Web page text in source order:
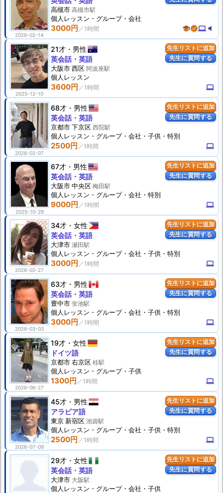
2026-02-14
3000円 schoolverifiedcomputer volume_mute
高槻市 高槻市駅
個人 レッスン ・グループ・会社
先生リストに追加
先生に質問する
2025-12-10
21才 男性
3600円 computer
英会話・英語
大阪市 西区 阿波座駅
個人 レッスン
先生リストに追加
先生に質問する
2026-02-07
68才 男性
2500円 computer
英会話・英語
京都市 下京区 西院駅
個人 レッスン ・グループ・会社・子供・特別
先生リストに追加
先生に質問する
2025-10-29
67才 男性
9000円 computer
英会話・英語
大阪市 中央区 梅田駅
個人 レッスン ・グループ・会社・特別
先生リストに追加
先生に質問する
2026-02-27
34才 女性
3000円 computer
英会話・英語
大津市 瀬田駅
個人 レッスン ・グループ・会社・子供・特別
先生リストに追加
先生に質問する
2026-03-03
63才 男性
3000円 computer
英会話・英語
豊中市 蛍池駅
個人 レッスン ・グループ・会社・子供・特別
先生リストに追加
先生に質問する
2026-06-27
19才 女性
1300円 computer
ドイツ語
京都市 右京区 桂駅
個人 レッスン ・グループ・子供
先生リストに追加
先生に質問する
2026-07-09
45才 男性
2500円 computer
アラビア語
東京 新宿区 池袋駅
個人 レッスン ・グループ・会社・子供・特別
先生リストに追加
先生に質問する
29才 女性
英会話・英語
大津市 大阪駅
個人 レッスン ・グループ・会社・子供